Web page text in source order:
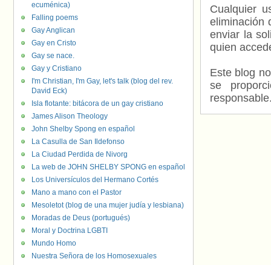
Cualquier
eliminación
enviar la
quien
Este blog
se
ecuménica)
Falling poems
Gay Anglican
Gay en Cristo
Gay se nace.
Gay y Cristiano
I'm Christian, I'm Gay, let's talk (blog del rev.
David Eck)
Isla flotante: bitácora de un gay cristiano
James Alison Theology
John Shelby Spong en español
La Casulla de San Ildefonso
La Ciudad Perdida de Nivorg
La web de JOHN SHELBY SPONG en español
Los Universículos del Hermano Cortés
Mano a mano con el Pastor
Mesoletot (blog de una mujer judía y lesbiana)
Moradas de Deus (portugués)
Moral y Doctrina LGBTI
Mundo Homo
Nuestra Señora de los Homosexuales